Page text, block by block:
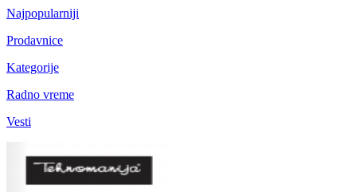
Najpopularniji
Prodavnice
Kategorije
Radno vreme
Vesti